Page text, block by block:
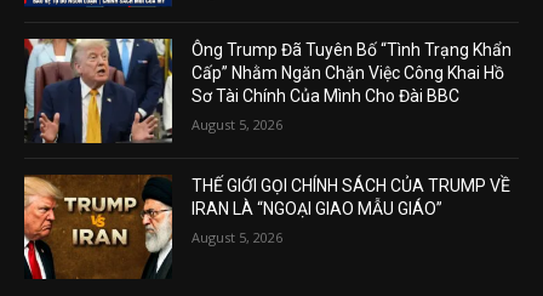
Ông Trump Đã Tuyên Bố “Tình Trạng Khẩn
Cấp” Nhằm Ngăn Chặn Việc Công Khai Hồ
Sơ Tài Chính Của Mình Cho Đài BBC
August 5, 2026
THẾ GIỚI GỌI CHÍNH SÁCH CỦA TRUMP VỀ
IRAN LÀ “NGOẠI GIAO MẪU GIÁO”
August 5, 2026